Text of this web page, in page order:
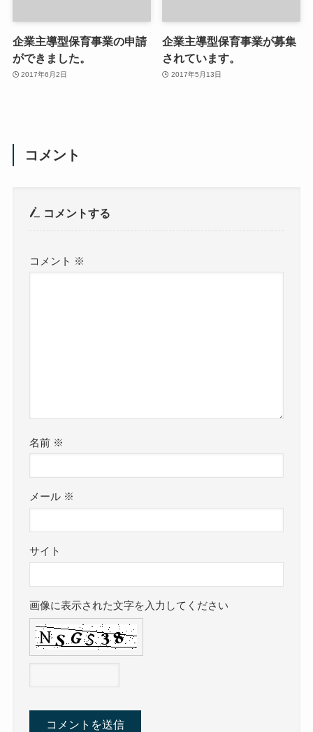
企業主導型保育事業の申請
ができました。
2017年6月2日
企業主導型保育事業が募集
されています。
2017年5月13日
コメント
コメントする
コメント ※
名前 ※
メール ※
サイト
画像に表示された文字を入力してください